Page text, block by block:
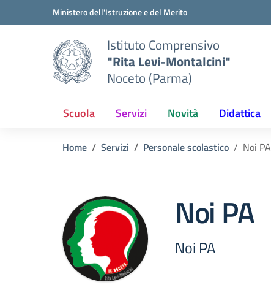
Vai ai contenuti
Vai al menu di navigazioneMinistero dell'Istruzione e del Merito
Istituto Comprensivo
"Rita Levi-Montalcini"
Noceto (Parma)
Scuola Servizi Novità Didattica
Home Servizi Personale scolastico Noi PA
Noi PA
Noi PA